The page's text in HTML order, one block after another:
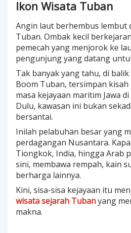
Ikon Wisata Tuban
Angin laut berhembus lembut
Tuban. Ombak kecil
pemecah yang menjorok ke
pengunjung yang datang
Tak banyak yang tahu, di
Boom Tuban, tersimpan
masa kejayaan maritim Jawa
Dulu, kawasan ini bukan
bersantai.
Inilah pelabuhan besar yang
perdagangan Nusantara.
Tiongkok, India, hingga Arab
sini, membawa rempah, kain
berharga lainnya.
Kini, sisa-sisa kejayaan itu
wisata sejarah Tubanyang
makna.